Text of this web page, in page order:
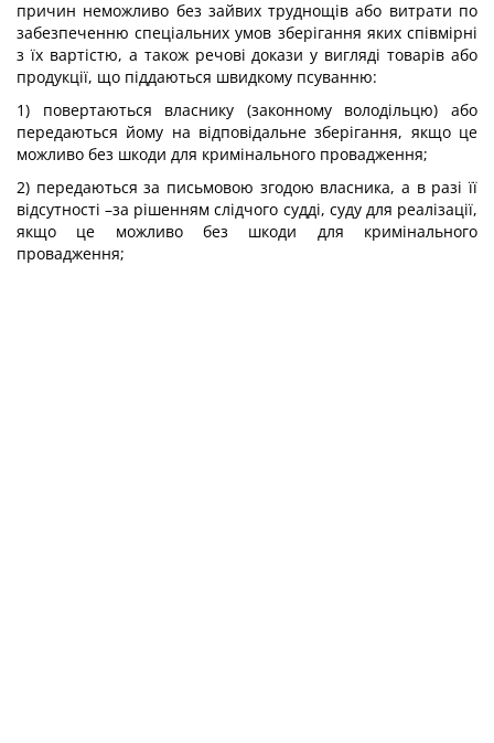
причин неможливо без зайвих труднощів або витрати по
забезпеченню спеціальних умов зберігання яких співмірні
з їх вартістю, а також речові докази у вигляді товарів або
продукції, що піддаються швидкому псуванню:
1) повертаються власнику (законному володільцю) або
передаються йому на відповідальне зберігання, якщо це
можливо без шкоди для кримінального провадження;
2) передаються за письмовою згодою власника, а в разі її
відсутності –за рішенням слідчого судді, суду для реалізації,
якщо це можливо без шкоди для кримінального
провадження;